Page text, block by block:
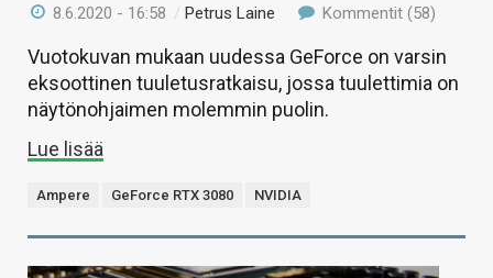
8.6.2020 - 16:58 /Petrus Laine Kommentit (58)
Vuotokuvan mukaan uudessa GeForce on varsin
eksoottinen tuuletusratkaisu, jossa tuulettimia on
näytönohjaimen molemmin puolin.
Lue lisää
Ampere GeForce RTX 3080 NVIDIA